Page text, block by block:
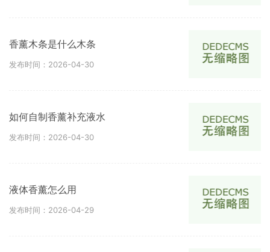
香薰木条是什么木条
发布时间：2026-04-30
如何自制香薰补充液水
发布时间：2026-04-30
液体香薰怎么用
发布时间：2026-04-29